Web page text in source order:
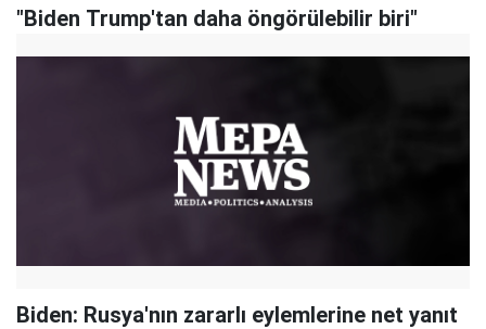
"Biden Trump'tan daha öngörülebilir biri"
Biden: Rusya'nın zararlı eylemlerine net yanıt